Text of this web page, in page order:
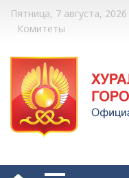
Пятница, 7 августа, 2026
Комитеты